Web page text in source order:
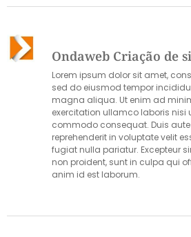
Ondaweb Criação de
Lorem ipsum dolor sit amet,
sed do eiusmod tempor
magna aliqua. Ut enim ad
exercitation ullamco laboris nisi
commodo consequat. Duis aute
reprehenderit in voluptate velit
fugiat nulla pariatur. Excepteur
non proident, sunt in culpa qui
anim id est laborum.